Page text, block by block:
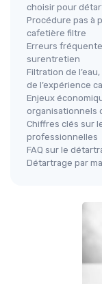
choisir pour
Procédure pas à
cafetière filtre
Erreurs
surentretien
Filtration de
de l’expérience
Enjeux
organisationnels
Chiffres clés sur
professionnelles
FAQ sur le
Détartrage par